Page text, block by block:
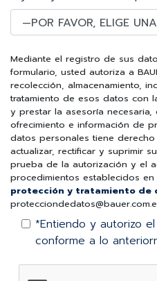
Mediante el registro de sus
formulario, usted autoriza a
recolección, almacenamiento,
tratamiento de esos datos con
y prestar la asesoría
ofrecimiento e información de
datos personales tiene
actualizar, rectificar y suprimir
prueba de la autorización y el
procedimientos establecidos en
protección y tratamiento de
*Entiendo y autorizo
conforme a lo